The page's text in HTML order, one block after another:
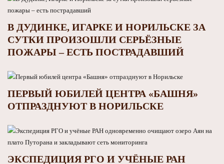
В ДУДИНКЕ, ИГАРКЕ И НОРИЛЬСКЕ ЗА
СУТКИ ПРОИЗОШЛИ СЕРЬЁЗНЫЕ
ПОЖАРЫ – ЕСТЬ ПОСТРАДАВШИЙ
ПЕРВЫЙ ЮБИЛЕЙ ЦЕНТРА «БАШНЯ»
ОТПРАЗДНУЮТ В НОРИЛЬСКЕ
ЭКСПЕДИЦИЯ РГО И УЧЁНЫЕ РАН